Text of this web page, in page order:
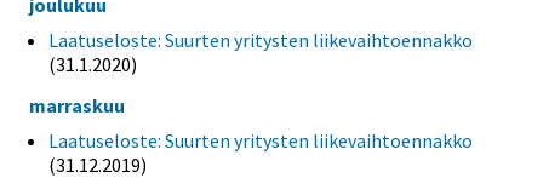
Laatuseloste: Suurten yritysten liikevaihtoennakko
(31.1.2020)
marraskuu
Laatuseloste: Suurten yritysten liikevaihtoennakko
(31.12.2019)